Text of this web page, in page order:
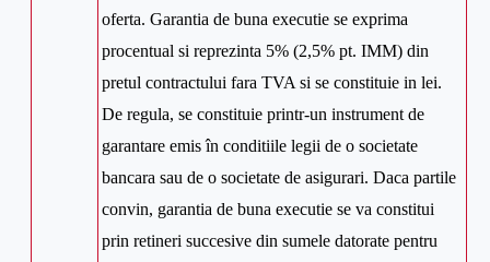
oferta. Garantia de buna executie se exprima
procentual si reprezinta 5% (2,5% pt. IMM) din
pretul contractului fara TVA si se constituie in lei.
De regula, se constituie printr-un instrument de
garantare emis în conditiile legii de o societate
bancara sau de o societate de asigurari. Daca partile
convin, garantia de buna executie se va constitui
prin retineri succesive din sumele datorate pentru